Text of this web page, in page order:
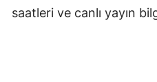
saatleri ve canlı yayın